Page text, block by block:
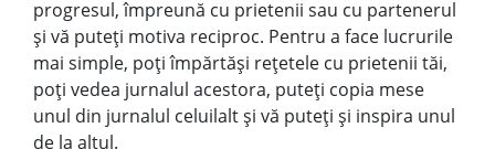
progresul, împreună cu prietenii sau cu partenerul
și vă puteți motiva reciproc. Pentru a face lucrurile
mai simple, poți împărtăși rețetele cu prietenii tăi,
poți vedea jurnalul acestora, puteți copia mese
unul din jurnalul celuilalt și vă puteți și inspira unul
de la altul.